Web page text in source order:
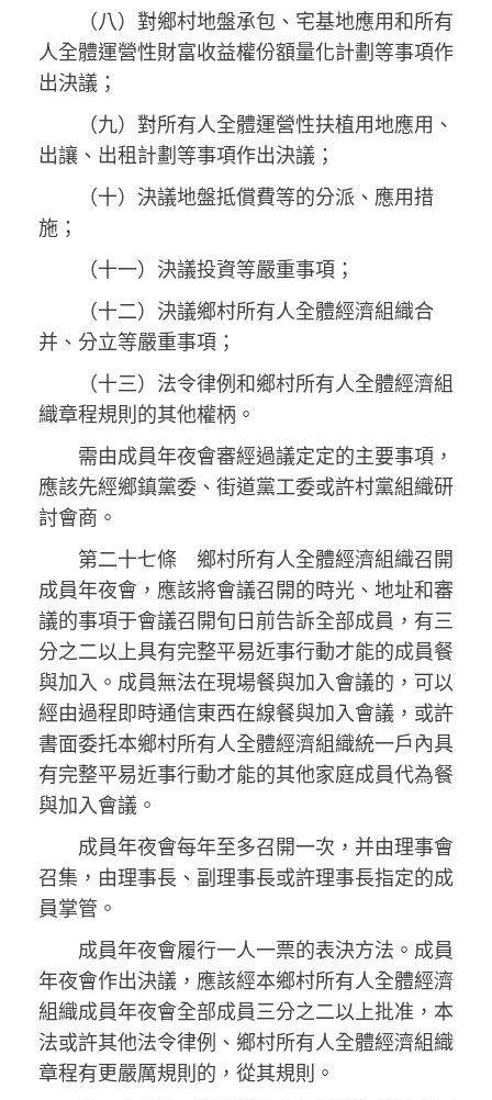
（八）對鄉村地盤承包、宅基地應用和所有
人全體運營性財富收益權份額量化計劃等事項作
出決議；
（九）對所有人全體運營性扶植用地應用、
出讓、出租計劃等事項作出決議；
（十）決議地盤抵償費等的分派、應用措
施；
（十一）決議投資等嚴重事項；
（十二）決議鄉村所有人全體經濟組織合
并、分立等嚴重事項；
（十三）法令律例和鄉村所有人全體經濟組
織章程規則的其他權柄。
需由成員年夜會審經過議定定的主要事項，
應該先經鄉鎮黨委、街道黨工委或許村黨組織研
討會商。
第二十七條 鄉村所有人全體經濟組織召開
成員年夜會，應該將會議召開的時光、地址和審
議的事項于會議召開旬日前告訴全部成員，有三
分之二以上具有完整平易近事行動才能的成員餐
與加入。成員無法在現場餐與加入會議的，可以
經由過程即時通信東西在線餐與加入會議，或許
書面委托本鄉村所有人全體經濟組織統一戶內具
有完整平易近事行動才能的其他家庭成員代為餐
與加入會議。
成員年夜會每年至多召開一次，并由理事會
召集，由理事長、副理事長或許理事長指定的成
員掌管。
成員年夜會履行一人一票的表決方法。成員
年夜會作出決議，應該經本鄉村所有人全體經濟
組織成員年夜會全部成員三分之二以上批准，本
法或許其他法令律例、鄉村所有人全體經濟組織
章程有更嚴厲規則的，從其規則。